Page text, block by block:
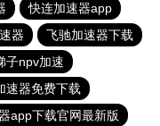
快连加速器app
器
飞驰加速器下载
子npv加速
速器免费下载
app下载官网最新版